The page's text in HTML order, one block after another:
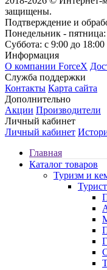
защищены.
Подтверждение и
Понедельник -
Суббота: с 9:00 до 18:00
Информация
О компании ForceX
Служба поддержки
Контакты Карта сайта
Дополнительно
Акции Производители
Личный кабинет
Личный кабинет
Главная
Каталог товаров
Туризм и